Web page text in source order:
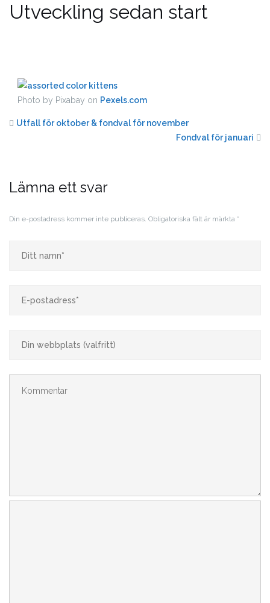
Utveckling sedan start
Photo by Pixabay on Pexels.com
Utfall för oktober & fondval för november
Fondval för januari
Lämna ett svar
Din e-postadress kommer inte publiceras. Obligatoriska fält är märkta *